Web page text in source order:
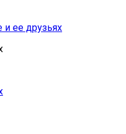
и ее друзьях